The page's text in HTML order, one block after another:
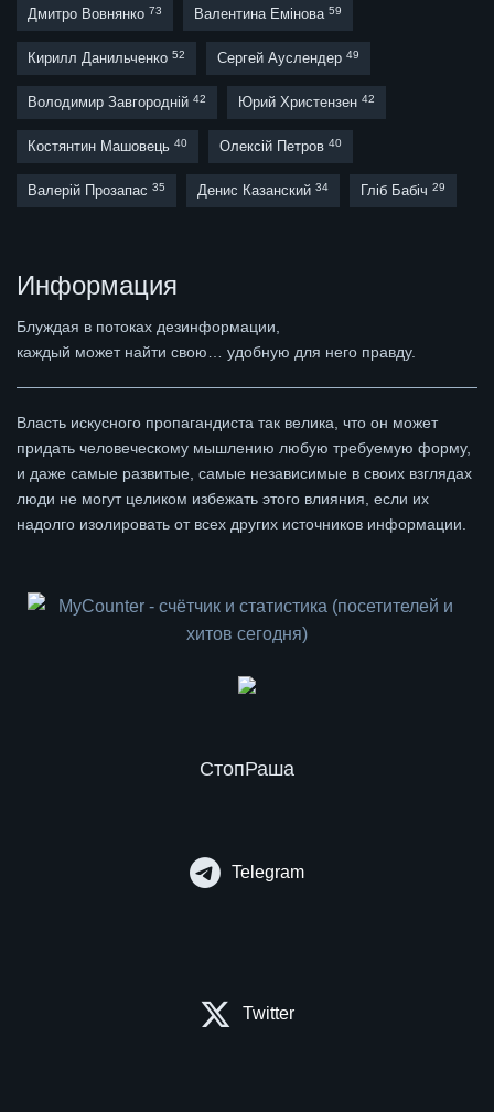
Дмитро Вовнянко 73 Валентина Емінова 59
Кирилл Данильченко 52 Сергей Ауслендер 49
Володимир Завгородній 42 Юрий Христензен 42
Костянтин Машовець 40 Олексій Петров 40
Валерій Прозапас 35 Денис Казанский 34 Гліб Бабіч 29
Информация
Блуждая в потоках дезинформации,
каждый может найти свою… удобную для него правду.
Власть искусного пропагандиста так велика, что он может
придать человеческому мышлению любую требуемую форму,
и даже самые развитые, самые независимые в своих взглядах
люди не могут целиком избежать этого влияния, если их
надолго изолировать от всех других источников информации.
СтопРаша
Telegram
Twitter